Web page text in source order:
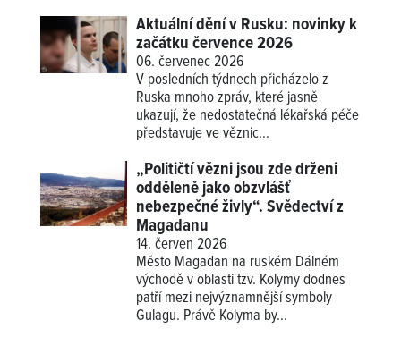
Aktuální dění v Rusku: novinky k
začátku července 2026
06. červenec 2026
V posledních týdnech přicházelo z
Ruska mnoho zpráv, které jasně
ukazují, že nedostatečná lékařská péče
představuje ve věznic...
„Političtí vězni jsou zde drženi
odděleně jako obzvlášť
nebezpečné živly“. Svědectví z
Magadanu
14. červen 2026
Město Magadan na ruském Dálném
východě v oblasti tzv. Kolymy dodnes
patří mezi nejvýznamnější symboly
Gulagu. Právě Kolyma by...